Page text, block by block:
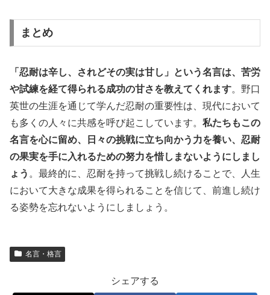
まとめ
「忍耐は辛し、されどその実は甘し」という名言は、苦労
や試練を経て得られる成功の甘さを教えてくれます。野口
英世の生涯を通じて学んだ忍耐の重要性は、現代において
も多くの人々に共感を呼び起こしています。 私たちもこの
名言を心に留め、日々の挑戦に立ち向かう力を養い、忍耐
の果実を手に入れるための努力を惜しまないようにしまし
ょう 。最終的に、忍耐を持って挑戦し続けることで、人生
において大きな成果を得られることを信じて、前進し続け
る姿勢を忘れないようにしましょう。
名言・格言
シェアする